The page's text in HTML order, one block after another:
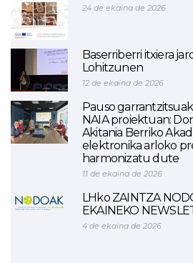
24 de ekaina de 2026
Baserriberri itxiera
Lohitzunen
12 de ekaina de 2026
Pauso
NAIA proiektuan:
Akitania Berriko
elektronika arloko
harmonizatu dute
11 de ekaina de 2026
LHko ZAINTZA
EKAINEKO
4 de ekaina de 2026